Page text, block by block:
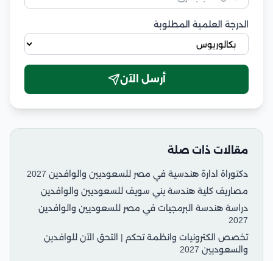
الدرجة العلمية المطلوبة
أرسل الآن
مقالات ذات صلة
دكتوراة ادارة هندسية في مصر للسعوديين والوافدين 2027
مصاريف كلية هندسة بني سويف للسعوديين والوافدين
دراسة هندسة البرمجيات في مصر للسعوديين والوافدين
2027
تخصص الكترونيات وانظمة تحكم | التحق الآن للوافدين
والسعوديين 2027